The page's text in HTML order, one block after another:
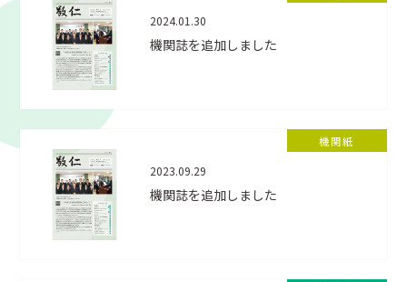
2024.01.30
機関誌を追加しました
機関紙
2023.09.29
機関誌を追加しました